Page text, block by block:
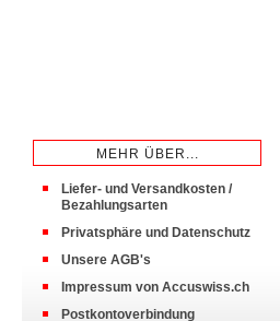
MEHR ÜBER...
Liefer- und Versandkosten /
Bezahlungsarten
Privatsphäre und Datenschutz
Unsere AGB's
Impressum von Accuswiss.ch
Postkontoverbindung